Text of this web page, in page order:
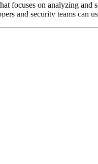
focuses on analyzing
and security teams can